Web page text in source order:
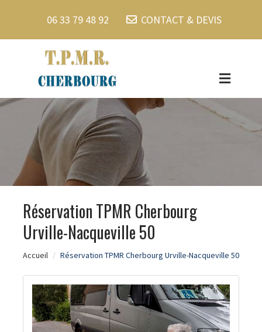
06 33 79 48 92 CONTACT & DEVIS
Réservation TPMR Cherbourg
Urville-Nacqueville 50
Accueil Réservation TPMR Cherbourg Urville-Nacqueville 50